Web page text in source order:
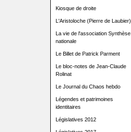
Kiosque de droite
L'Aristoloche (Pierre de Laubier)
La vie de l'association Synthèse
nationale
Le Billet de Patrick Parment
Le bloc-notes de Jean-Claude
Rolinat
Le Journal du Chaos hebdo
Légendes et patrimoines
identitaires
Législatives 2012